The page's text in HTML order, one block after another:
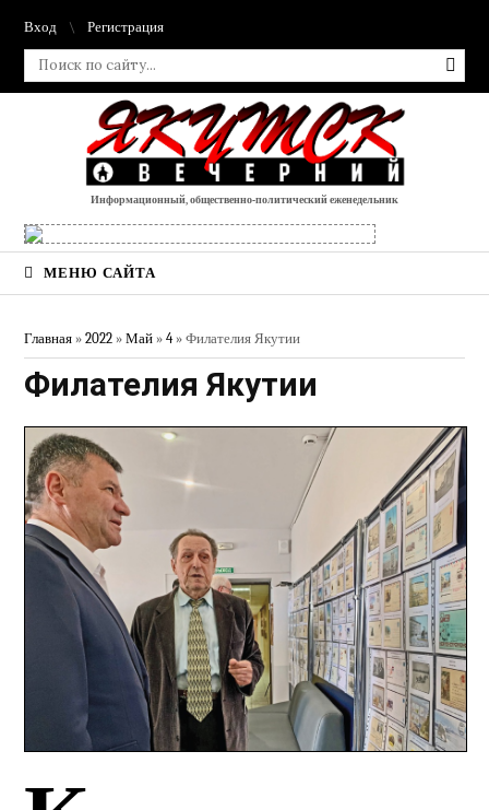
Вход Регистрация
Информационный, общественно-политический еженедельник
МЕНЮ САЙТА
Главная »2022 » Май » 4» Филателия Якутии
Филателия Якутии